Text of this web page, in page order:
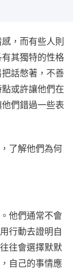
，而有些人則
其獨特的性格
話憋著，不善
或許讓他們在
們錯過一些表
了解他們為何
他們通常不會
行動去證明自
往會選擇默默
自己的事情應